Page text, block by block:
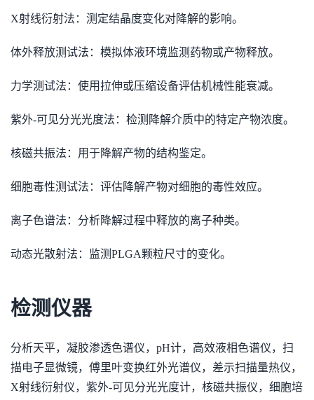
X射线衍射法：测定结晶度变化对降解的影响。
体外释放测试法：模拟体液环境监测药物或产物释放。
力学测试法：使用拉伸或压缩设备评估机械性能衰减。
紫外-可见分光光度法：检测降解介质中的特定产物浓度。
核磁共振法：用于降解产物的结构鉴定。
细胞毒性测试法：评估降解产物对细胞的毒性效应。
离子色谱法：分析降解过程中释放的离子种类。
动态光散射法：监测PLGA颗粒尺寸的变化。
检测仪器
分析天平，凝胶渗透色谱仪，pH计，高效液相色谱仪，扫
描电子显微镜，傅里叶变换红外光谱仪，差示扫描量热仪，
X射线衍射仪，紫外-可见分光光度计，核磁共振仪，细胞培